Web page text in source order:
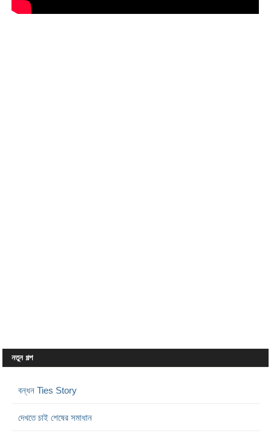
নতুন গল্প
বন্ধন Ties Story
দেখতে চাই শেষের সমাধান